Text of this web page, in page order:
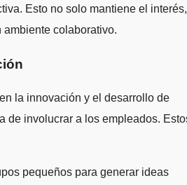
Esto no solo mantiene el interés,
colaborativo.
la innovación y el desarrollo de
de involucrar a los empleados.
pequeños para generar ideas